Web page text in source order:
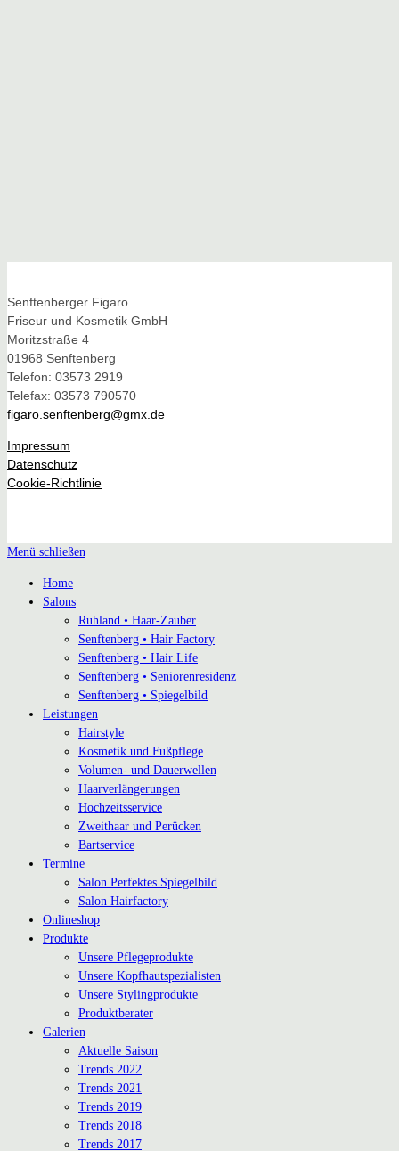
Senftenberger Figaro
Friseur und Kosmetik GmbH
Moritzstraße 4
01968 Senftenberg
Telefon: 03573 2919
Telefax: 03573 790570
figaro.senftenberg@gmx.de
Impressum
Datenschutz
Cookie-Richtlinie
Menü schließen
Home
Salons
Ruhland • Haar-Zauber
Senftenberg • Hair Factory
Senftenberg • Hair Life
Senftenberg • Seniorenresidenz
Senftenberg • Spiegelbild
Leistungen
Hairstyle
Kosmetik und Fußpflege
Volumen- und Dauerwellen
Haarverlängerungen
Hochzeitsservice
Zweithaar und Perücken
Bartservice
Termine
Salon Perfektes Spiegelbild
Salon Hairfactory
Onlineshop
Produkte
Unsere Pflegeprodukte
Unsere Kopfhautspezialisten
Unsere Stylingprodukte
Produktberater
Galerien
Aktuelle Saison
Trends 2022
Trends 2021
Trends 2019
Trends 2018
Trends 2017